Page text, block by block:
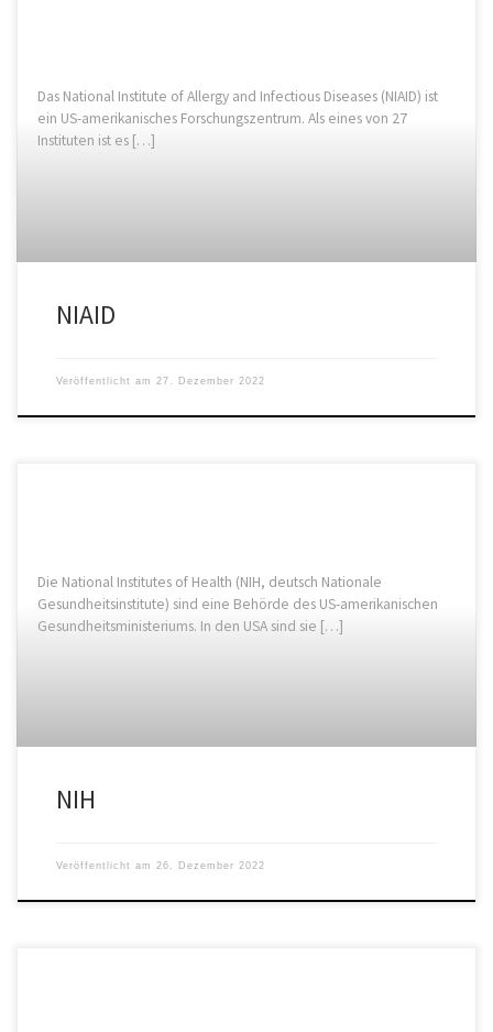
Das National Institute of Allergy and Infectious Diseases (NIAID) ist
ein US-amerikanisches Forschungszentrum. Als eines von 27
Instituten ist es […]
NIAID
Veröffentlicht am 27. Dezember 2022
Die National Institutes of Health (NIH, deutsch Nationale
Gesundheitsinstitute) sind eine Behörde des US-amerikanischen
Gesundheitsministeriums. In den USA sind sie […]
NIH
Veröffentlicht am 26. Dezember 2022